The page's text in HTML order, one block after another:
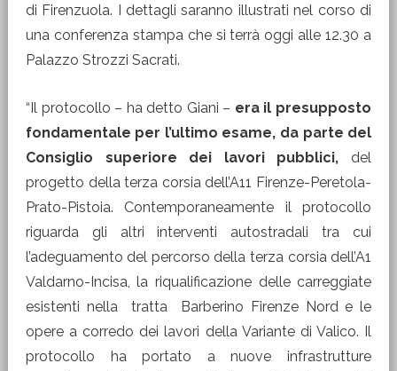
di Firenzuola. I dettagli saranno illustrati nel corso di
una conferenza stampa che si terrà oggi alle 12.30 a
Palazzo Strozzi Sacrati.
“Il protocollo – ha detto Giani – era il presupposto
fondamentale per l’ultimo esame, da parte del
Consiglio superiore dei lavori pubblici, del
progetto della terza corsia dell’A11 Firenze-Peretola-
Prato-Pistoia. Contemporaneamente il protocollo
riguarda gli altri interventi autostradali tra cui
l’adeguamento del percorso della terza corsia dell’A1
Valdarno-Incisa, la riqualificazione delle carreggiate
esistenti nella tratta Barberino Firenze Nord e le
opere a corredo dei lavori della Variante di Valico. Il
protocollo ha portato a nuove infrastrutture